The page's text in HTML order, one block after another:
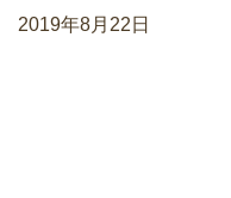
2019年8月22日